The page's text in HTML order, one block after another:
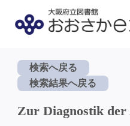
検索へ戻る
検索結果へ戻る
Zur Diagnostik der